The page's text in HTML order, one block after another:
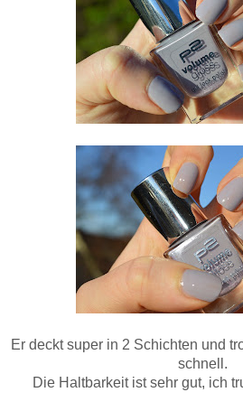
Er deckt super in 2 Schichten und
schnell.
Die Haltbarkeit ist sehr gut, ich